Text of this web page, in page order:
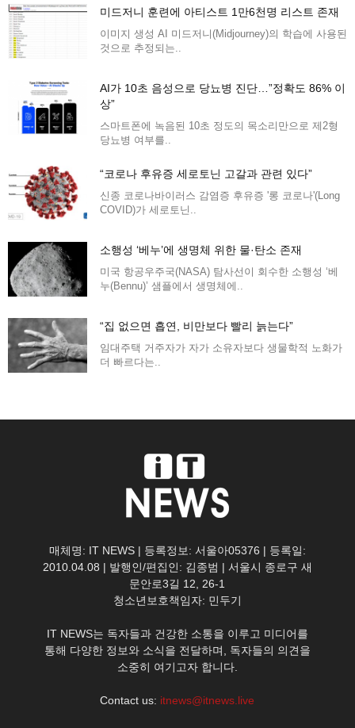
미드저니 훈련에 아티스트 1만6천명 리스트 존재
이미지 생성 AI 미드저니(Midjourney)의 학습에 사용된
것으로 추정되는..
AI가 10초 음성으로 당뇨병 진단…”정확도 86% 이
상”
스마트폰에 녹음된 10초 정도의 목소리만으로 제2형
당뇨병 여부를..
“코로나 후유증 세로토닌 고갈과 관련 있다”
신종 코로나바이러스 감염증 후유증 '롱 코로나'(Long
COVID)가 세로토닌..
소행성 ‘베누’에 생명체 위한 물·탄소 존재
미국 항공우주국(NASA) 탐사선이 회수한 소행성 ‘베
누(Bennu)’ 샘플에서 생명체에..
“집 없으면 흡연, 비만보다 빨리 늙는다”
임대주택 거주자가 자가 소유자보다 생물학적 노화가
더 빠르다는..
매체명: IT NEWS | 등록정보: 서울아05376 | 등록일:
2010.04.08 | 발행인/편집인: 김종범 | 서울시 종로구 새
문안로3길 12, 26-1
청소년보호책임자: 민두기
IT NEWS는 독자들과 건강한 소통을 이루고 미디어를
통해 다양한 정보와 소식을 전달하며, 독자들의 의견을
소중히 여기고자 합니다.
Contact us: itnews@itnews.live